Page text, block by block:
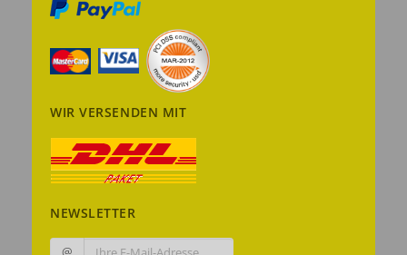
WIR VERSENDEN MIT
NEWSLETTER
@